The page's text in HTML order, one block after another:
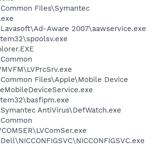
Files\Symantec
Aware 2007\aawservice.exe
Files\Apple\Mobile Device
AntiVirus\DefWatch.exe